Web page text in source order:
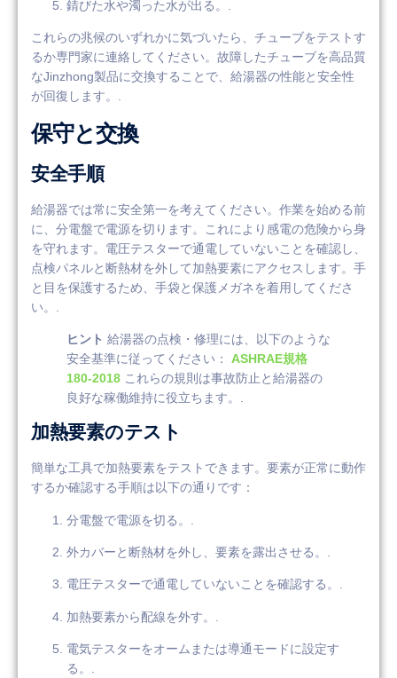
錆びた水や濁った水が出る。.
これらの兆候のいずれかに気づいたら、チューブをテストす
るか専門家に連絡してください。故障したチューブを高品質
なJinzhong製品に交換することで、給湯器の性能と安全性
が回復します。.
保守と交換
安全手順
給湯器では常に安全第一を考えてください。作業を始める前
に、分電盤で電源を切ります。これにより感電の危険から身
を守れます。電圧テスターで通電していないことを確認し、
点検パネルと断熱材を外して加熱要素にアクセスします。手
と目を保護するため、手袋と保護メガネを着用してくださ
い。.
ヒント 給湯器の点検・修理には、以下のような
安全基準に従ってください： ASHRAE規格
180-2018 これらの規則は事故防止と給湯器の
良好な稼働維持に役立ちます。.
加熱要素のテスト
簡単な工具で加熱要素をテストできます。要素が正常に動作
するか確認する手順は以下の通りです：
分電盤で電源を切る。.
外カバーと断熱材を外し、要素を露出させる。.
電圧テスターで通電していないことを確認する。.
加熱要素から配線を外す。.
電気テスターをオームまたは導通モードに設定す
る。.